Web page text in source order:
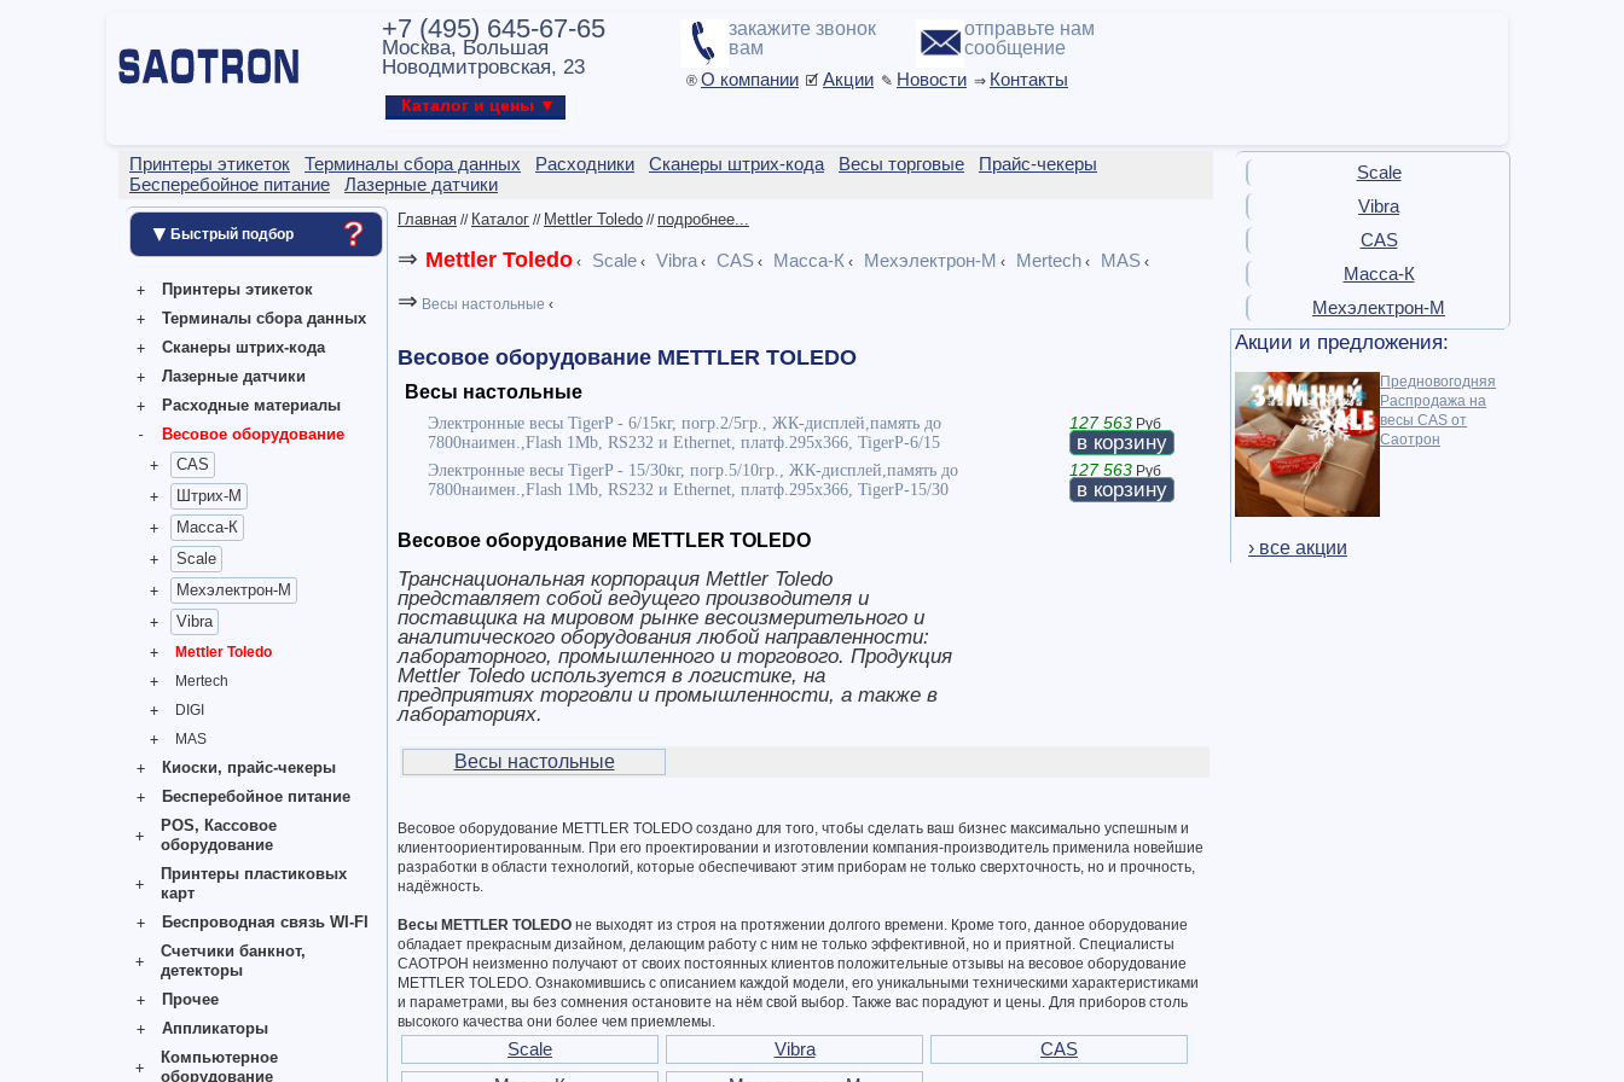
+7 (495) 645-67-65
Москва, Большая
Новодмитровская, 23
Каталог и цены ▼
закажите звонок
вам
отправьте нам
сообщение
® О компании 🗹 Акции ✎ Новости ⇒ Контакты
Scale
Vibra
CAS
Масса-К
Мехэлектрон-М
Акции и предложения:
Предновогодняя
Распродажа на
весы CAS от
Саотрон
› все акции
Принтеры этикеток Терминалы сбора данных Расходники Сканеры штрих-кода Весы торговые
Прайс-чекеры
Бесперебойное питание
Лазерные датчики
▼ Быстрый подбор ?
Принтеры этикеток
Терминалы сбора данных
Сканеры штрих-кода
Лазерные датчики
Расходные материалы
Весовое оборудование
CAS
Штрих-М
Масса-К
Scale
Мехэлектрон-М
Vibra
Mettler Toledo
Mertech
DIGI
MAS
Киоски, прайс-чекеры
Бесперебойное питание
POS, Кассовое
оборудование
Принтеры пластиковых
карт
Беспроводная связь WI-FI
Счетчики банкнот,
детекторы
Прочее
Аппликаторы
Компьютерное
оборудование
Главная // Каталог // Mettler Toledo // подробнее...
⇒ Mettler Toledo ‹ Scale ‹ Vibra‹ CAS ‹ Масса-К ‹ Мехэлектрон-М ‹ Mertech ‹ MAS ‹
⇒ Весы настольные ‹
Весовое оборудование METTLER TOLEDO
Весы настольные
Электронные весы TigerP - 6/15кг, погр.2/5гр., ЖК-дисплей,память до
7800наимен.,Flash 1Mb, RS232 и Ethernet, платф.295х366, TigerP-6/15
127 563 Руб
в корзину
Электронные весы TigerP - 15/30кг, погр.5/10гр., ЖК-дисплей,память до
7800наимен.,Flash 1Mb, RS232 и Ethernet, платф.295х366, TigerP-15/30
127 563 Руб
в корзину
Весовое оборудование METTLER TOLEDO
Транснациональная корпорация Mettler Toledo
представляет собой ведущего производителя и
поставщика на мировом рынке весоизмерительного и
аналитического оборудования любой направленности:
лабораторного, промышленного и торгового. Продукция
Mettler Toledo используется в логистике, на
предприятиях торговли и промышленности, а также в
лабораториях.
Весы настольные
Весовое оборудование METTLER TOLEDO создано для того, чтобы сделать ваш бизнес максимально успешным и
клиентоориентированным. При его проектировании и изготовлении компания-производитель применила новейшие
разработки в области технологий, которые обеспечивают этим приборам не только сверхточность, но и прочность,
надёжность.
Весы METTLER TOLEDO не выходят из строя на протяжении долгого времени. Кроме того, данное оборудование
обладает прекрасным дизайном, делающим работу с ним не только эффективной, но и приятной. Специалисты
САОТРОН неизменно получают от своих постоянных клиентов положительные отзывы на весовое оборудование
METTLER TOLEDO. Ознакомившись с описанием каждой модели, его уникальными техническими характеристиками
и параметрами, вы без сомнения остановите на нём свой выбор. Также вас порадуют и цены. Для приборов столь
высокого качества они более чем приемлемы.
Scale Vibra
CAS